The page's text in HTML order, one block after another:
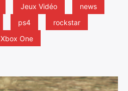
Jeux Vidéo
news
ps4
rockstar
Xbox One